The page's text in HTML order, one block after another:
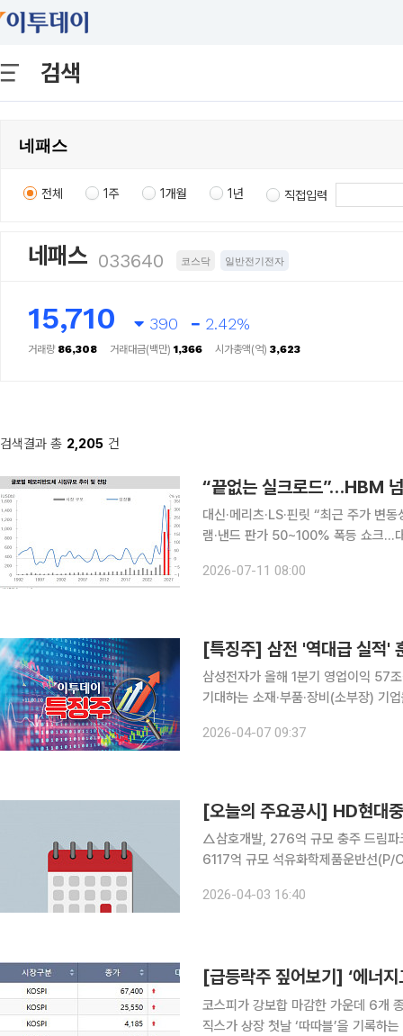
검색
전체 1주 1개월 1년 직접입력
네패스 033640 코스닥 일반전기전자
15,710 390 2.42%
거래량 86,308 거래대금(백만) 1,366 시가총액(억) 3,623
검색결과 총 2,205 건
“끝없는 실크로드”…HBM
대신·메리츠·LS·핀릿 “최근 주가 변
램·낸드 판가 50~100% 폭등 쇼크…대형주
유례없는 장기 구조적 대호황(슈퍼사
2026-07-11 08:00
삼성전자가 올해 1분기 영업이익 57
기대하는 소재·부품·장비(소부장) 기업들의
덕산하이메탈(9.49%), 시지트로닉
2026-04-07 09:37
[오늘의 주요공시] HD현대
△삼호개발, 276억 규모 충주 드림파
6117억 규모 석유화학제품운반선
규모 LPGC 2척 수주 △대우건설,
2026-04-03 16:40
코스피가 강보합 마감한 가운데 6개
직스가 상장 첫날 ‘따따블’을 기록하는 등 9개 종